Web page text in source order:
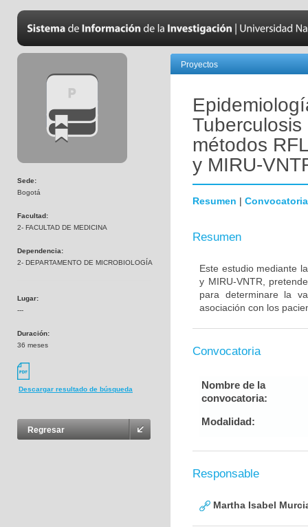
Sede:
Bogotá
Facultad:
2- FACULTAD DE MEDICINA
Dependencia:
2- DEPARTAMENTO DE MICROBIOLOGÍA
Lugar:
---
Duración:
36 meses
Descargar resultado de búsqueda
Regresar
Proyectos
métodos
y MIRU-
Resumen | Convocatoria
Resumen
Este estudio mediante
y MIRU-VNTR,
para determinare la
asociación con los
Convocatoria
Nombre de la
convocatoria:
Modalidad:
Responsable
Martha Isabel